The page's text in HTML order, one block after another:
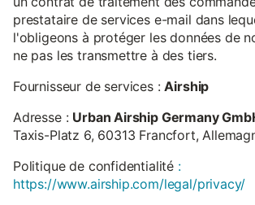
prestataire de services e-mail dans
l'obligeons à protéger les données de
ne pas les transmettre à des tiers.
Fournisseur de services :Airship
Adresse : Urban Airship Germany
Taxis-Platz 6, 60313 Francfort,
Politique de confidentialité :
https://www.airship.com/legal/privacy/